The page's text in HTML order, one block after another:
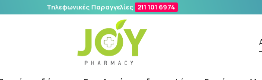
Τηλεφωνικές Παραγγελίες 211 101 6974
Αναζήτηση